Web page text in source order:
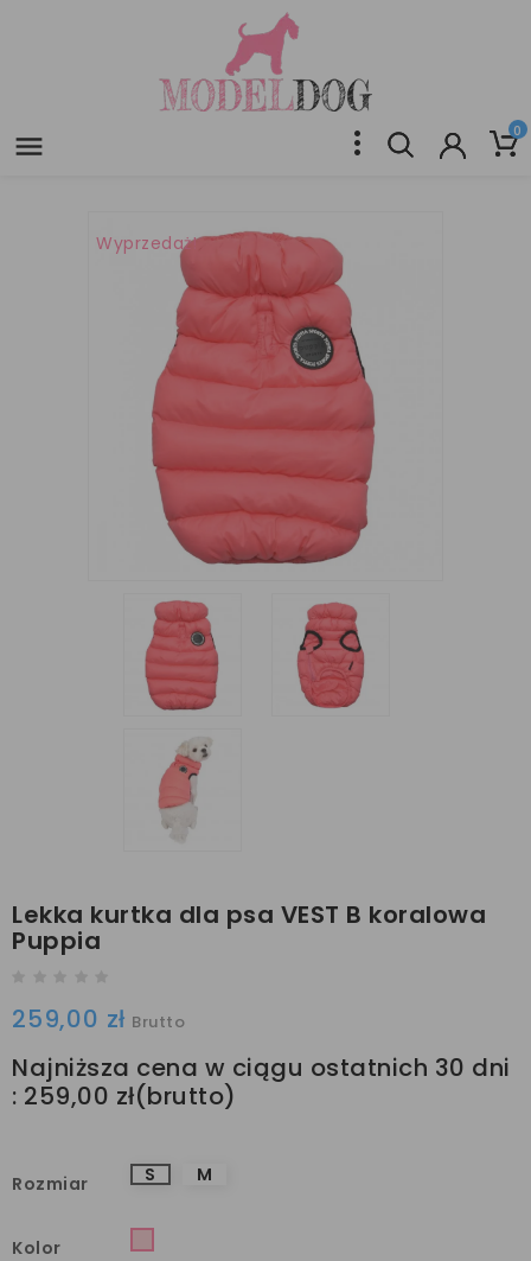
 0
Wyprzedaż!
Lekka kurtka dla psa VEST B koralowa
Puppia
259,00 zł
Najniższa cena w ciągu ostatnich 30 dni
: 259,00 zł
Brutto
Rozmiar S M
Kolor
Różowy